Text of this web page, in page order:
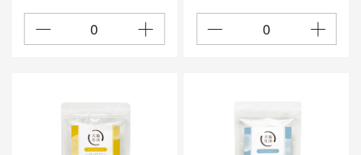
IR情報
殺処分ゼロをめざして
0 0